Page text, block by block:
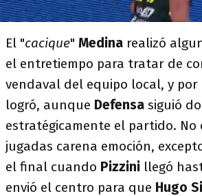
El "cacique" Medina realizó
el entretiempo para tratar de
vendaval del equipo local, y por
logró, aunque Defensa siguió
estratégicamente el partido. No
jugadas carena emoción,
el final cuando Pizzini llegó
envió el centro para que Hugo